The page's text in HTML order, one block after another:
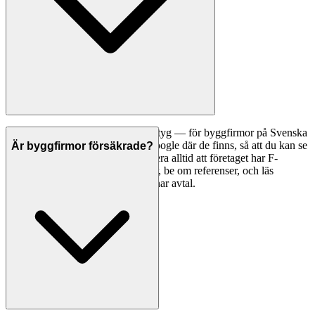
Ett bra första steg är att jämföra betyg — för byggfirmor på Svenska
Hantverkare visar vi betyg från Google där de finns, så att du kan se
vad andra kunder tycker. Kontrollera alltid att företaget har F-
skattesedel och giltiga försäkringar, be om referenser, och läs
omdömen noggrant innan du tecknar avtal.
Är byggfirmor försäkrade?